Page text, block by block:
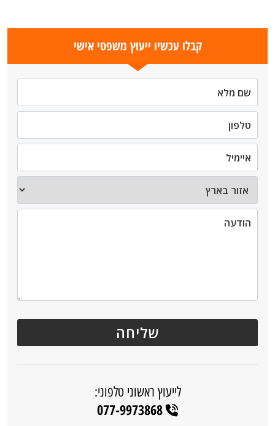
קבלו עכשיו ייעוץ משפטי אישי
לייעוץ ראשוני טלפוני:
077-9973868